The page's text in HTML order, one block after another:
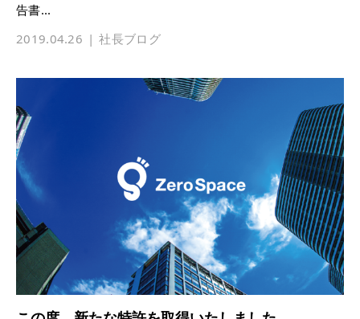
告書...
2019.04.26
社長ブログ